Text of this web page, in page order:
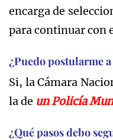
encarga de
para continuar con
¿Puedo postularme
Si, la Cámara
la de un Policía
¿Qué pasos debo